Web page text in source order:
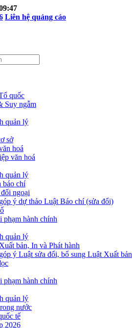
Liên hệ quảng cáo
quốc
Suy ngẫm
quản lý
sở
hoá
văn hoá
quản lý
báo chí
ngoại
ý dự thảo Luật Báo chí (sửa đổi)
phạm hành chính
quản lý
bản, In và Phát hành
ý Luật sửa đổi, bổ sung Luật Xuất bản
phạm hành chính
quản lý
nước
tế
2026